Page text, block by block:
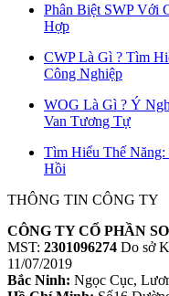
Phân Biệt SWP Với
Hợp
CWP Là Gì ? Tìm
Công Nghiệp
WOG Là Gì ? Ý
Van Tương Tự
Tìm Hiểu Thế
Hồi
THÔNG TIN CÔNG TY
CÔNG TY CỔ PHẦN
MST: 2301096274 Do sở
11/07/2019
Bắc Ninh: Ngọc Cục,